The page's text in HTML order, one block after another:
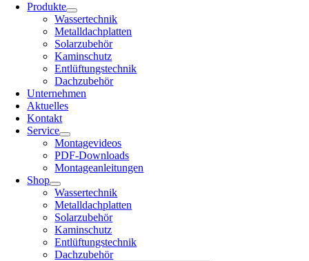
Produkte
Wassertechnik
Metalldachplatten
Solarzubehör
Kaminschutz
Entlüftungstechnik
Dachzubehör
Unternehmen
Aktuelles
Kontakt
Service
Montagevideos
PDF-Downloads
Montageanleitungen
Shop
Wassertechnik
Metalldachplatten
Solarzubehör
Kaminschutz
Entlüftungstechnik
Dachzubehör